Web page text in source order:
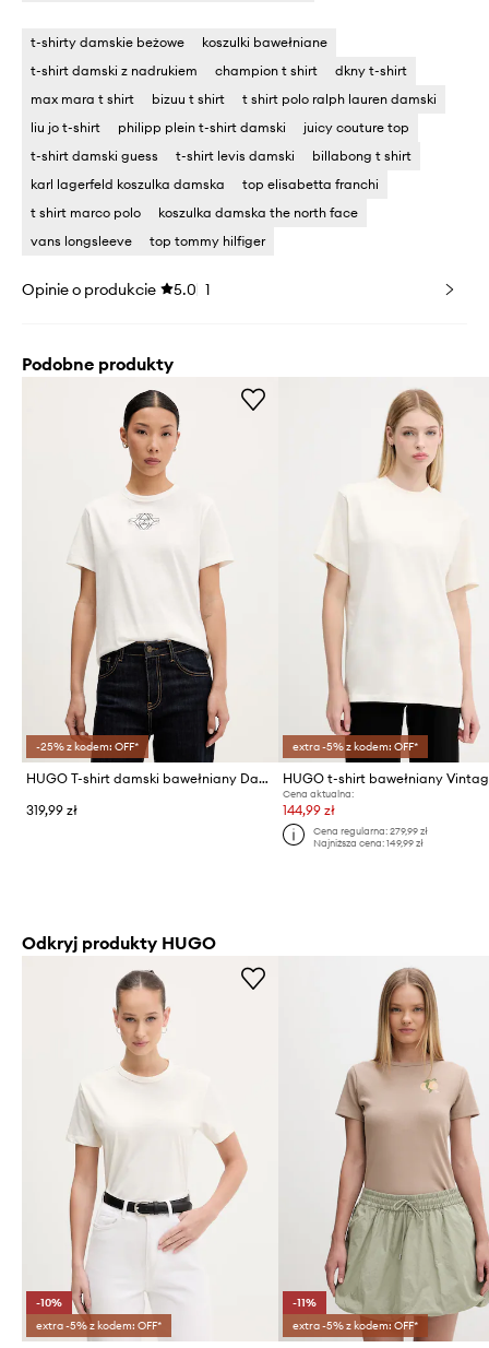
t-shirty damskie beżowe
koszulki bawełniane
t-shirt damski z nadrukiem
champion t shirt
dkny t-shirt
max mara t shirt
bizuu t shirt
t shirt polo ralph lauren damski
liu jo t-shirt
philipp plein t-shirt damski
juicy couture top
t-shirt damski guess
t-shirt levis damski
billabong t shirt
karl lagerfeld koszulka damska
top elisabetta franchi
t shirt marco polo
koszulka damska the north face
vans longsleeve
top tommy hilfiger
Opinie o produkcie 5.0 1
Podobne produkty
-25% z kodem: OFF*
HUGO T-shirt damski bawełniany Damacia_8
319,99 zł
extra -5% z kodem: OFF*
Cena aktualna:
144,99 zł
Cena regularna: 279,99 zł
Najniższa cena: 149,99 zł
Odkryj produkty HUGO
-10%
extra -5% z kodem: OFF*
-11%
extra -5% z kodem: OFF*